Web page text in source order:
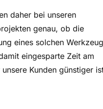
daher bei unseren
genau, ob die
eines solchen
eingesparte Zeit am
Kunden günstiger